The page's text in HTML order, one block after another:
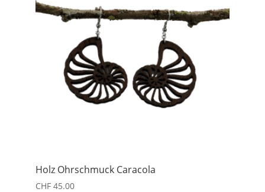
Holz Ohrschmuck Caracola
CHF45.00